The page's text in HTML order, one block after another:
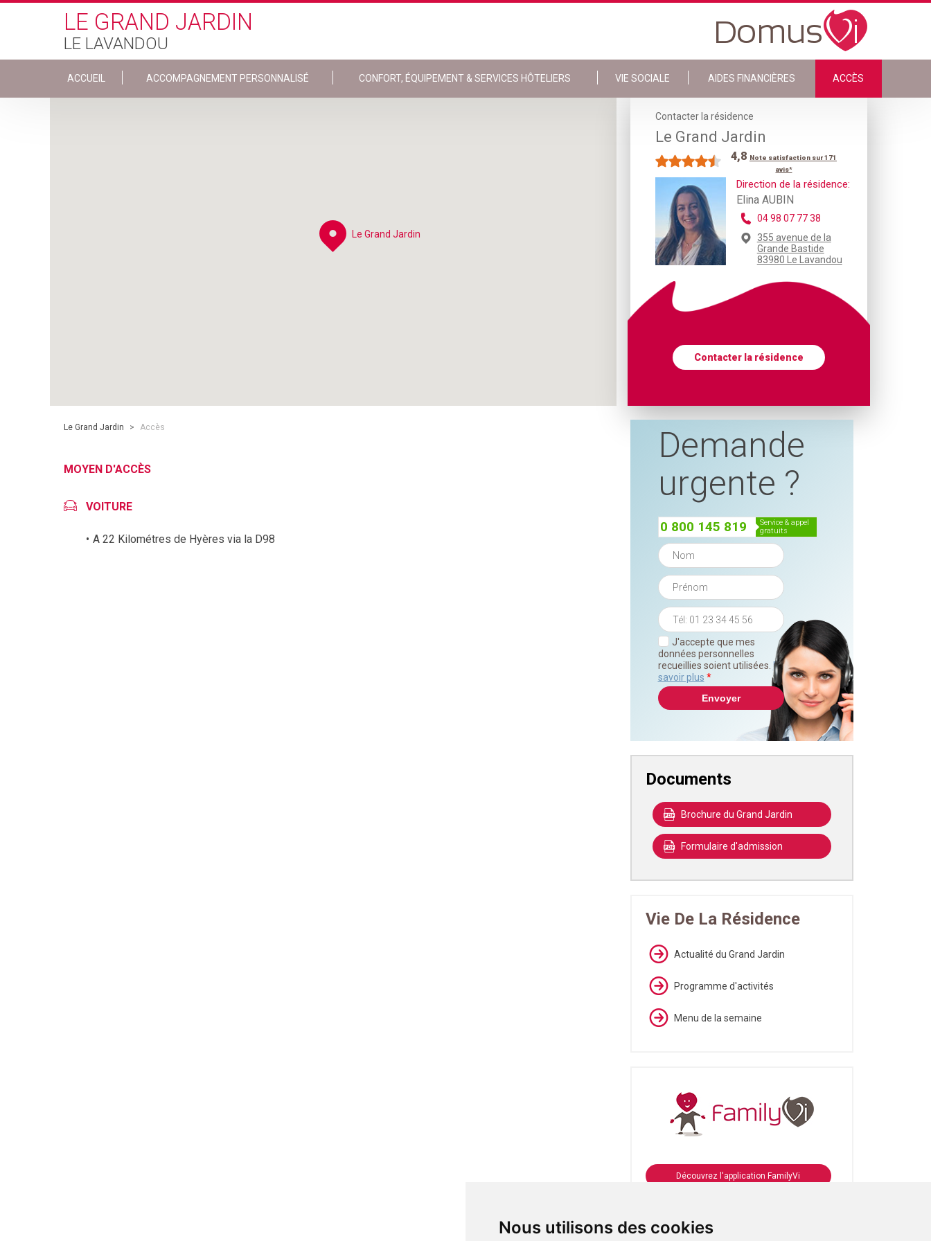
Nous utilisons des cookies
Skip to main content
LE GRAND JARDIN
LE LAVANDOU
ACCUEIL ACCOMPAGNEMENT PERSONNALISÉ CONFORT, ÉQUIPEMENT & SERVICES HÔTELIERS VIE SOCIALE AIDES FINANCIÈRES ACCÈS
Le Grand Jardin
Le Grand Jardin > Accès
MOYEN D'ACCÈS
VOITURE
A 22 Kilométres de Hyères via la D98
Contacter la résidence
Le Grand Jardin
4,8 Note satisfaction sur 171
avis*
Direction de la résidence:
Elina AUBIN
04 98 07 77 38
355 avenue de la
Grande Bastide
83980 Le Lavandou
Contacter la résidence
Demande
urgente ?
0 800 145 819
service & appel
gratuits
J'accepte que mes
données personnelles
recueillies soient utilisées. En
savoir plus *
Documents
Brochure du Grand Jardin
Formulaire d'admission
Vie De La Résidence
Actualité du Grand Jardin
Programme d'activités
Menu de la semaine
Découvrez l'application FamilyVi